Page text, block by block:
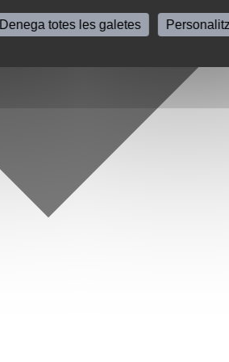
Denega totes les galetes